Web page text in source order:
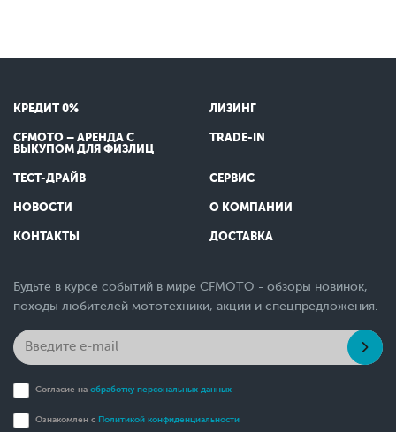
КРЕДИТ 0% ЛИЗИНГ
CFMOTO – АРЕНДА С
ВЫКУПОМ ДЛЯ ФИЗЛИЦ
TRADE-IN
ТЕСТ-ДРАЙВ СЕРВИС
НОВОСТИ О КОМПАНИИ
КОНТАКТЫ ДОСТАВКА
Будьте в курсе событий в мире CFMOTO - обзоры новинок,
походы любителей мототехники, акции и спецпредложения.
Согласие на обработку персональных данных
Ознакомлен с Политикой конфиденциальности